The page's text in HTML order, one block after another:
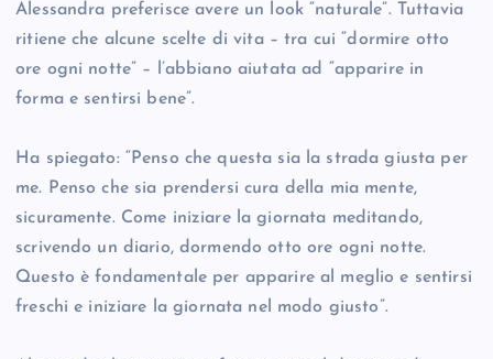
Alessandra preferisce avere un look “naturale”. Tuttavia
ritiene che alcune scelte di vita – tra cui “dormire otto
ore ogni notte” – l’abbiano aiutata ad “apparire in
forma e sentirsi bene”.
Ha spiegato: “Penso che questa sia la strada giusta per
me. Penso che sia prendersi cura della mia mente,
sicuramente. Come iniziare la giornata meditando,
scrivendo un diario, dormendo otto ore ogni notte.
Questo è fondamentale per apparire al meglio e sentirsi
freschi e iniziare la giornata nel modo giusto”.